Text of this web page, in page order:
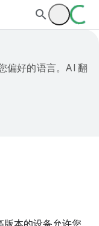
偏好的语言。AI 翻